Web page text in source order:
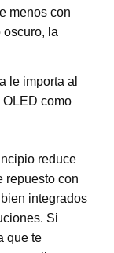
menos con
oscuro, la
le importa al
OLED como
reduce
repuesto con
integrados
Si
que te